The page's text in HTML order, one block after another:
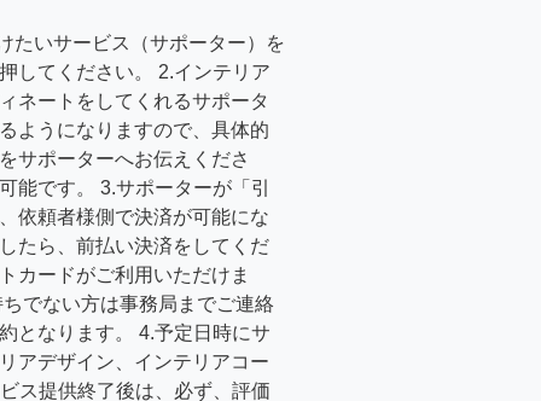
たいサービス（サポーター）を
してください。 2.インテリア
ネートをしてくれるサポータ
ようになりますので、具体的
サポーターへお伝えくださ
能です。 3.サポーターが「引
依頼者様側で決済が可能にな
たら、前払い決済をしてくだ
カードがご利用いただけま
でない方は事務局までご連絡
となります。 4.予定日時にサ
アデザイン、インテリアコー
ス提供終了後は、必ず、評価